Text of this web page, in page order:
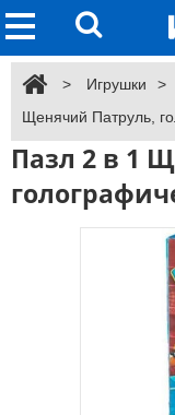
> Игрушки >
Щенячий Патруль,
Пазл 2 в 1